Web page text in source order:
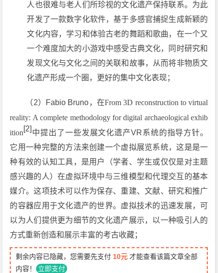
人也很难与老人们所珍视的文化遗产保持联系。为此
开发了一款数字化软件，基于多感官捕捉生成新颖的
文化内容，学习和体验古老的舞蹈和歌曲，在一个又
一个难度加大的小游戏中感受古典文化，同时研究和
发现文化与文化之间的关联和故事，从而将非物质文
化遗产形成一个圈，更好的集中文化表现；
（2）Fabio Bruno，在From 3D reconstruction to virtual
reality: A complete methodology for digital archaeological exhib
ition[2] 中提出了一些发展文化遗产VR系统的指导方针。
它用一种完整的方法来创建一个虚拟展览系统，这是是一
种有效的认知工具，是用户（学者、学生或仅仅是对主题
感兴趣的人）在虚拟环境中与三维模型和代理交互的基本
媒介。这项技术可以作为保存、重建、文献、研究和推广
的容器应用于文化遗产的世界。虚拟技术的迅速发展，可
以为人们提供更为细节的文化遗产展示，以一种吸引人的
方式重新创造和展示丰富的考古收藏；
剩余内容已隐藏，您需要先支付 10元 才能查看该篇文章全部
内容！ 立即支付